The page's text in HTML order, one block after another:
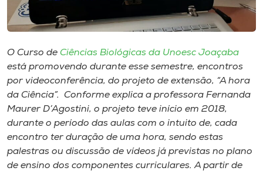
Museu
Unoesc
Store
Selecione
O Curso de Ciências Biológicas da Unoesc Joaçaba
está promovendo durante esse semestre, encontros
por videoconferência, do projeto de extensão, “A hora
da Ciência”. Conforme explica a professora Fernanda
Maurer D’Agostini, o projeto teve início em 2018,
durante o período das aulas com o intuito de, cada
encontro ter duração de uma hora, sendo estas
palestras ou discussão de vídeos já previstas no plano
de ensino dos componentes curriculares. A partir de